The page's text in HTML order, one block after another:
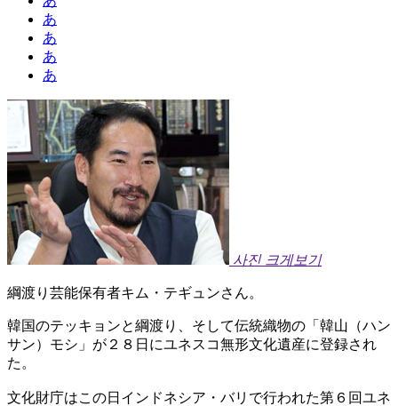
あ
あ
あ
あ
사진 크게보기
綱渡り芸能保有者キム・テギュンさん。
韓国のテッキョンと綱渡り、そして伝統織物の「韓山（ハン
サン）モシ」が２８日にユネスコ無形文化遺産に登録され
た。
文化財庁はこの日インドネシア・バリで行われた第６回ユネ